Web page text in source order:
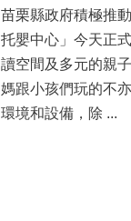
托嬰中心」今天正
讀空間及多元的親
媽跟小孩們玩的不
環境和設備，除 ...